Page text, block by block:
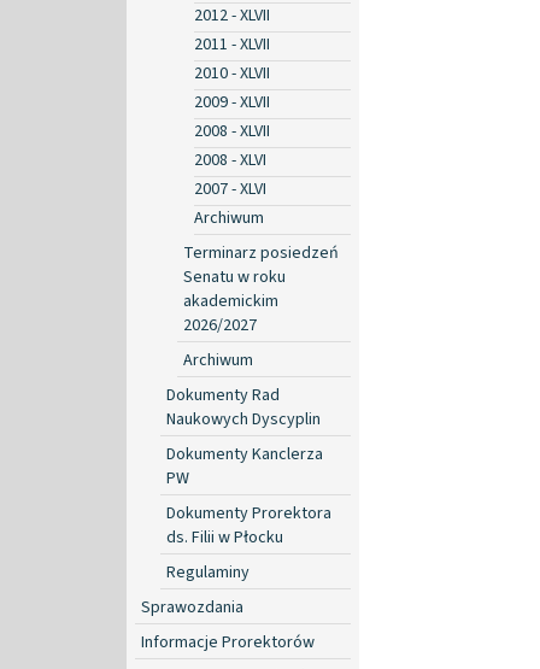
2012 - XLVII
2011 - XLVII
2010 - XLVII
2009 - XLVII
2008 - XLVII
2008 - XLVI
2007 - XLVI
Archiwum
Terminarz posiedzeń
Senatu w roku
akademickim
2026/2027
Archiwum
Dokumenty Rad
Naukowych Dyscyplin
Dokumenty Kanclerza
PW
Dokumenty Prorektora
ds. Filii w Płocku
Regulaminy
Sprawozdania
Informacje Prorektorów